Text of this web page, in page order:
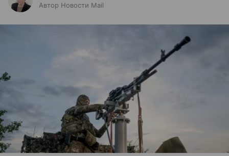
Автор Новости Mail